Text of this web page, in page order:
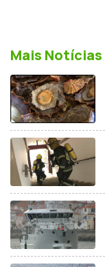
Mais Notícias